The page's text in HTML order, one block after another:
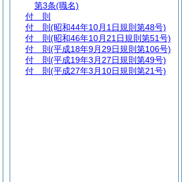
第3条(職名)
付 則
付 則 (昭和44年10月1日規則第48号)
付 則 (昭和46年10月21日規則第51号)
付 則 (平成18年9月29日規則第106号)
付 則 (平成19年3月27日規則第49号)
付 則 (平成27年3月10日規則第21号)